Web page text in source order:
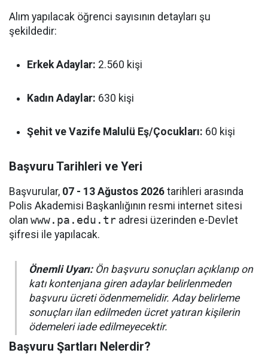
Alım yapılacak öğrenci sayısının detayları şu
şekildedir:
Erkek Adaylar: 2.560 kişi
Kadın Adaylar: 630 kişi
Şehit ve Vazife Malulü Eş/Çocukları: 60 kişi
Başvuru Tarihleri ve Yeri
Başvurular, 07 - 13 Ağustos 2026 tarihleri arasında
Polis Akademisi Başkanlığının resmi internet sitesi
olan www.pa.edu.tr adresi üzerinden e-Devlet
şifresi ile yapılacak.
Önemli Uyarı:Ön başvuru sonuçları açıklanıp on
katı kontenjana giren adaylar belirlenmeden
başvuru ücreti ödenmemelidir. Aday belirleme
sonuçları ilan edilmeden ücret yatıran kişilerin
ödemeleri iade edilmeyecektir.
Başvuru Şartları Nelerdir?